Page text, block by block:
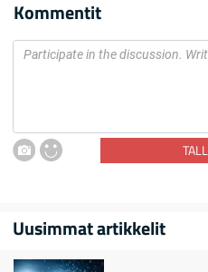
Kommentit
Uusimmat artikkelit